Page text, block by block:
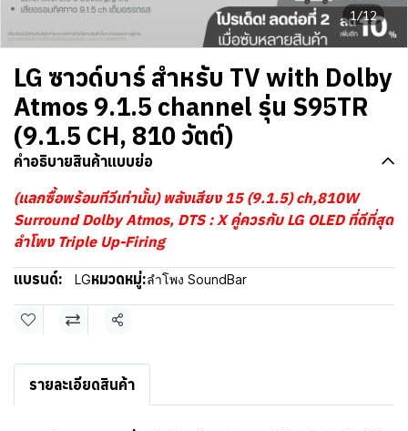
1/12
LG ซาวด์บาร์ สำหรับ TV with Dolby
Atmos 9.1.5 channel รุ่น S95TR
(9.1.5 CH, 810 วัตต์)
คำอธิบายสินค้าแบบย่อ
(แลกซื้อพร้อมทีวีเท่านั้น) พลังเสียง 15 (9.1.5) ch,810W
Surround Dolby Atmos, DTS : X คู่ควรกับ LG OLED ที่ดีที่สุด
ลำโพง Triple Up-Firing
แบรนด์: LGหมวดหมู่:ลำโพง SoundBar
แชร์
รายละเอียดสินค้า